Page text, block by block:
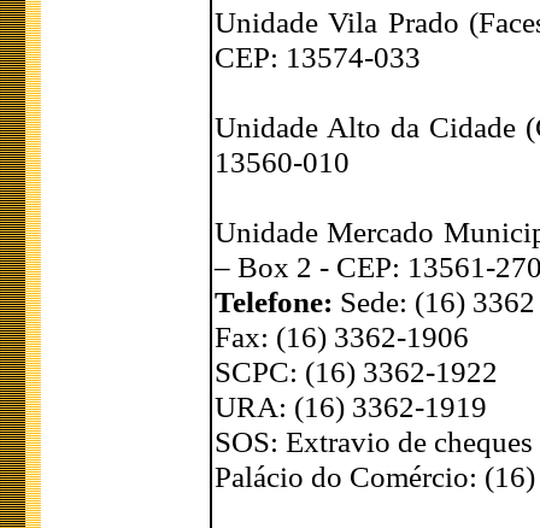
Unidade Vila Prado
CEP: 13574-033
Unidade Alto da Cidade
13560-010
Unidade Mercado
– Box 2 - CEP: 13561-
Telefone: Sede: (16)
Fax: (16) 3362-1906
SCPC: (16) 3362-1922
URA: (16) 3362-1919
SOS: Extravio de
Palácio do Comércio: